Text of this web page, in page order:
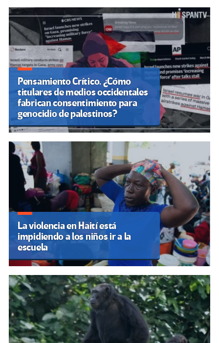
Pensamiento Crítico. ¿Cómo
titulares de medios occidentales
fabrican consentimiento para
genocidio de palestinos?
La violencia en Haití está
impidiendo a los niños ir a la
escuela